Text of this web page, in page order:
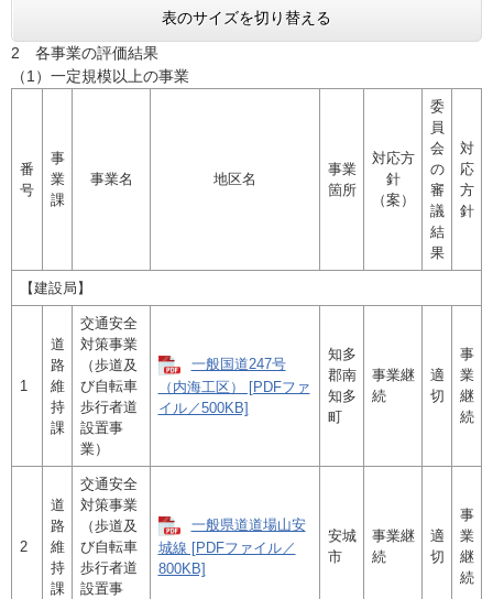
表のサイズを切り替える
2 各事業の評価結果
（1）一定規模以上の事業
番
号
事
業
課
事業名 地区名
事業
箇所
対応方
針
（案）
委
員
会
の
審
議
結
果
対
応
方
針
【建設局】
1
道
路
維
持
課
交通安全
対策事業
（歩道及
び自転車
歩行者道
設置事
業）
一般国道247号
（内海工区） [PDFファ
イル／500KB]
知多
郡南
知多
町
事業継
続
適
切
事
業
継
続
2
道
路
維
持
課
交通安全
対策事業
（歩道及
び自転車
歩行者道
設置事
一般県道道場山安
城線 [PDFファイル／
800KB]
安城
市
事業継
続
適
切
事
業
継
続